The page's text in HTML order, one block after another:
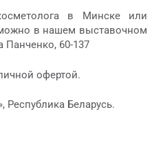
в Минске или
в нашем выставочном
Панченко, 60-137
офертой.
Республика Беларусь.